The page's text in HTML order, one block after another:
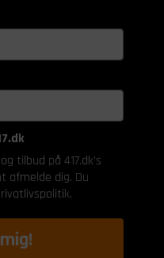
tilbud på 417.dk's
afmelde dig. Du